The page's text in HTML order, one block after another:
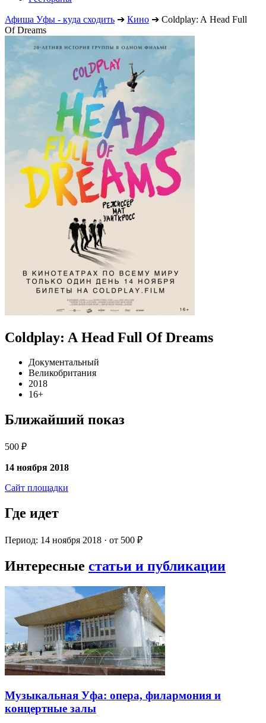
Афиша Уфы - куда сходить ➔ Кино ➔ Coldplay: A Head Full
Of Dreams
Coldplay: A Head Full Of Dreams
Документальный
Великобритания
2018
16+
Ближайший показ
500 ₽
14 ноября 2018
Сайт площадки
Где идет
Период: 14 ноября 2018 · от 500 ₽
Интересные статьи и публикации
Музыкальная Уфа: опера, филармония и
концертные залы